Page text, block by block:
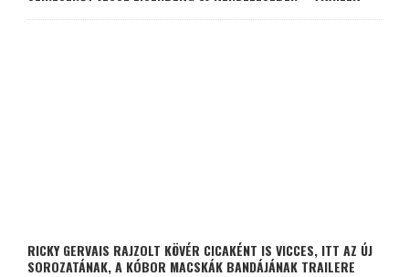
RICKY GERVAIS RAJZOLT KÖVÉR CICAKÉNT IS VICCES, ITT AZ ÚJ
SOROZATÁNAK, A KÓBOR MACSKÁK BANDÁJÁNAK TRAILERE